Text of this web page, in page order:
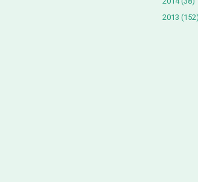
2013 (152)